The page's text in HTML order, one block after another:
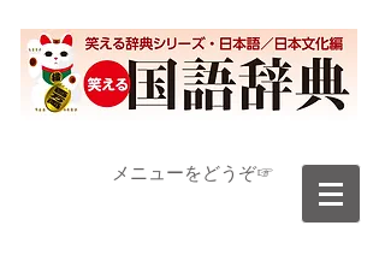
​メニューをどうぞ☞